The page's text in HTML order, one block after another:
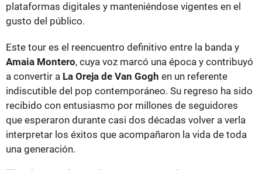
plataformas digitales y manteniéndose vigentes en el
gusto del público.
Este tour es el reencuentro definitivo entre la banda y
Amaia Montero, cuya voz marcó una época y contribuyó
a convertir a La Oreja de Van Gogh en un referente
indiscutible del pop contemporáneo. Su regreso ha sido
recibido con entusiasmo por millones de seguidores
que esperaron durante casi dos décadas volver a verla
interpretar los éxitos que acompañaron la vida de toda
una generación.